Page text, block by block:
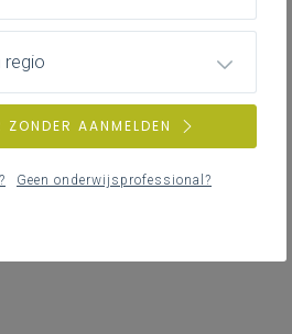
regio
ZONDER AANMELDEN
Geen onderwijsprofessional?